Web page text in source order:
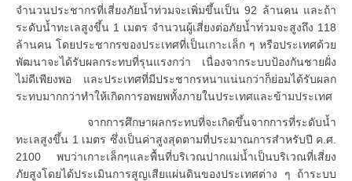
จำนวนประชากรที่เสี่ยงภัยน้ำท่วมจะเพิ่มขึ้นเป็น 92 ล้านคน และถ้า
ระดับน้ำทะเลสูงขึ้น 1 เมตร จำนวนผู้เสี่ยงต่อภัยน้ำท่วมจะสูงถึง 118
ล้านคน โดยประชากรของประเทศที่เป็นเกาะเล็ก ๆ หรือประเทศด้วย
พัฒนาจะได้รับผลกระทบที่รุนแรงกว่า เนื่องจากระบบป้องกันชายฝั่ง
ไม่ดีเพียงพอ และประเทศที่มีประชากรหนาแน่นกว่าก็ย่อมได้รับผลก
ระทบมากกว่าทำให้เกิดการอพยพทั้งภายในประเทศและข้ามประเทศ
จากการศึกษาผลกระทบที่จะเกิดขึ้นจากการที่ระดับน้ำ
ทะเลสูงขึ้น 1 เมตร ซึ่งเป็นค่าสูงสุดตามที่ประมาณการสำหรับปี ค.ศ.
2100 พบว่าเกาะเล็กๆและพื้นที่บริเวณปากแม่น้ำเป็นบริเวณที่เสี่ยง
ภัยสูงโดยได้ประเมินการสูญเสียแผ่นดินของประเทศต่าง ๆ ถ้าระบบ